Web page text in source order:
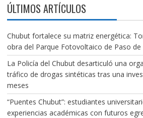
ÚLTIMOS ARTÍCULOS
Chubut fortalece su matriz energética:
obra del Parque Fotovoltaico de Paso de
La Policía del Chubut desarticuló una
tráfico de drogas sintéticas tras una
meses
“Puentes Chubut”: estudiantes
experiencias académicas con futuros